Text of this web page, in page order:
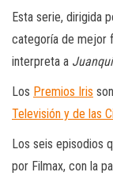
Esta serie, dirigida
categoría de mejor
interpreta a Juanqui
Los Premios Iris
Televisión y de las
Los seis episodios
por Filmax, con la